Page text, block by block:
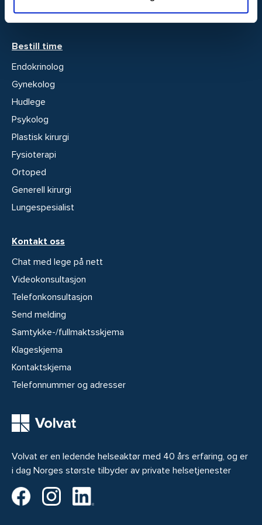
Volvat er en ledende helseaktør med 40 års erfaring, og er
i dag Norges største tilbyder av private helsetjenester
Volvat på Facebook
Volvat på Instagram
Spiseforstyrrelser
Bestill time
Endokrinolog
Gynekolog
Hudlege
Psykolog
Plastisk kirurgi
Fysioterapi
Ortoped
Generell kirurgi
Lungespesialist
Kontakt oss
Chat med lege på nett
Videokonsultasjon
Telefonkonsultasjon
Send melding
Samtykke-/fullmaktsskjema
Klageskjema
Kontaktskjema
Telefonnummer og adresser